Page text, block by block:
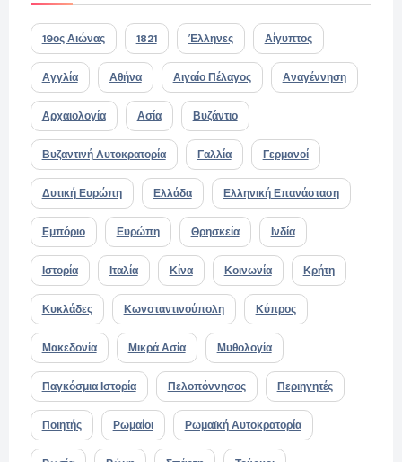
19ος Αιώνας 1821 Έλληνες Αίγυπτος
Αγγλία Αθήνα Αιγαίο Πέλαγος Αναγέννηση
Αρχαιολογία Ασία Βυζάντιο
Βυζαντινή Αυτοκρατορία Γαλλία Γερμανοί
Δυτική Ευρώπη Ελλάδα Ελληνική Επανάσταση
Εμπόριο Ευρώπη Θρησκεία Ινδία
Ιστορία Ιταλία Κίνα Κοινωνία Κρήτη
Κυκλάδες Κωνσταντινούπολη Κύπρος
Μακεδονία Μικρά Ασία Μυθολογία
Παγκόσμια Ιστορία Πελοπόννησος Περιηγητές
Ποιητής Ρωμαίοι Ρωμαϊκή Αυτοκρατορία